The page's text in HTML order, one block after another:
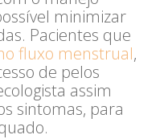
minimizar
Pacientes que
fluxo menstrual,
de pelos
assim
sintomas, para